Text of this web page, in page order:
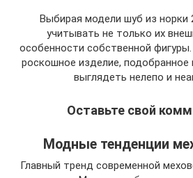
Выбирая модели шуб из норки
учитывать не только их
особенности собственной
роскошное изделие, подобранное
выглядеть нелепо и
Оставьте свой
Модные тенденции
Главный тренд современной